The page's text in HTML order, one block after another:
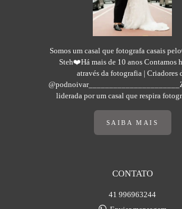
Somos um casal que fotografa casais
Steh❤️Há mais de 10 anos Contamos
através da fotografia | Criadores
liderada por um casal que respira
SAIBA MAIS
CONTATO
41 996963244